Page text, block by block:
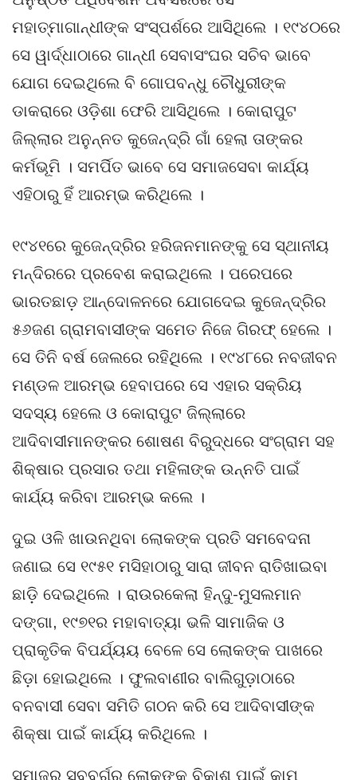
ମହାତ୍ମାଗାନ୍ଧୀଙ୍କ ସଂସ୍ପର୍ଶରେ ଆସିଥିଲେ । ୧୯୪୦ରେ
ସେ ୱାର୍ଦ୍ଧାଠାରେ ଗାନ୍ଧୀ ସେବାସଂଘର ସଚିବ ଭାବେ
ଯୋଗ ଦେଇଥିଲେ ବି ଗୋପବନ୍ଧୁ ଚୌଧୁରୀଙ୍କ
ଡାକରାରେ ଓଡ଼ିଶା ଫେରି ଆସିଥିଲେ । କୋରାପୁଟ
ଜିଲ୍ଲାର ଅନୁନ୍ନତ କୁଜେନ୍ଦ୍ରି ଗାଁ ହେଲା ତାଙ୍କର
କର୍ମଭୂମି । ସମର୍ପିତ ଭାବେ ସେ ସମାଜସେବା କାର୍ଯ୍ୟ
ଏହିଠାରୁ ହିଁ ଆରମ୍ଭ କରିଥିଲେ ।
୧୯୪୧ରେ କୁଜେନ୍ଦ୍ରିର ହରିଜନମାନଙ୍କୁ ସେ ସ୍ଥାନୀୟ
ମନ୍ଦିରରେ ପ୍ରବେଶ କରାଇଥିଲେ । ପରେପରେ
ଭାରତଛାଡ଼ ଆନ୍ଦୋଳନରେ ଯୋଗଦେଇ କୁଜେନ୍ଦ୍ରିର
୫୬ଜଣ ଗ୍ରାମବାସୀଙ୍କ ସମେତ ନିଜେ ଗିରଫ୍ ହେଲେ ।
ସେ ତିନି ବର୍ଷ ଜେଲରେ ରହିଥିଲେ । ୧୯୪୮ରେ ନବଜୀବନ
ମଣ୍ଡଳ ଆରମ୍ଭ ହେବାପରେ ସେ ଏହାର ସକ୍ରିୟ
ସଦସ୍ୟ ହେଲେ ଓ କୋରାପୁଟ ଜିଲ୍ଲାରେ
ଆଦିବାସୀମାନଙ୍କର ଶୋଷଣ ବିରୁଦ୍ଧରେ ସଂଗ୍ରାମ ସହ
ଶିକ୍ଷାର ପ୍ରସାର ତଥା ମହିଳାଙ୍କ ଉନ୍ନତି ପାଇଁ
କାର୍ଯ୍ୟ କରିବା ଆରମ୍ଭ କଲେ ।
ଦୁଇ ଓଳି ଖାଉନଥିବା ଲୋକଙ୍କ ପ୍ରତି ସମବେଦନା
ଜଣାଇ ସେ ୧୯୫୧ ମସିହାଠାରୁ ସାରା ଜୀବନ ରାତିଖାଇବା
ଛାଡ଼ି ଦେଇଥିଲେ । ରାଉରକେଲା ହିନ୍ଦୁ-ମୁସଲମାନ
ଦଙ୍ଗା, ୧୯୭୧ର ମହାବାତ୍ୟା ଭଳି ସାମାଜିକ ଓ
ପ୍ରାକୃତିକ ବିପର୍ଯ୍ୟୟ ବେଳେ ସେ ଲୋକଙ୍କ ପାଖରେ
ଛିଡ଼ା ହୋଇଥିଲେ । ଫୁଲବାଣୀର ବାଲିଗୁଡ଼ାଠାରେ
ବନବାସୀ ସେବା ସମିତି ଗଠନ କରି ସେ ଆଦିବାସୀଙ୍କ
ଶିକ୍ଷା ପାଇଁ କାର୍ଯ୍ୟ କରିଥିଲେ ।
ସମାଜର ସବୁବର୍ଗର ଲୋକଙ୍କ ବିକାଶ ପାଇଁ କାମ